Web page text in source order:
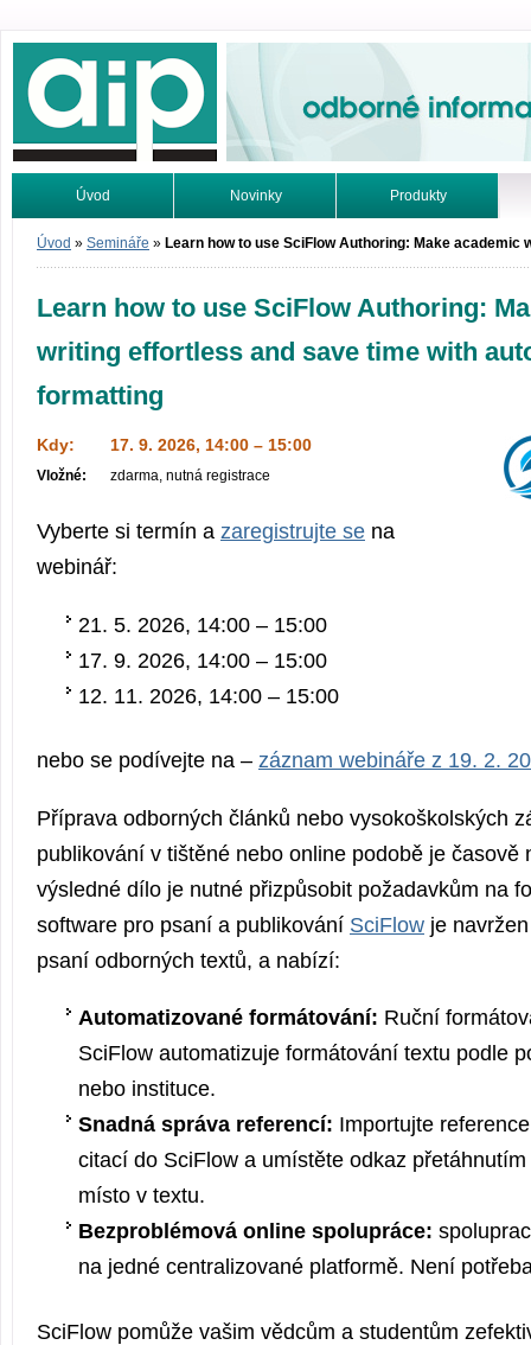
Odborné informace. Online.
Úvod Novinky Produkty
Vyhledávání Tutoriály
Úvod » Semináře » Learn how to use SciFlow Authoring: Make
Learn how to use SciFlow Authoring:
writing effortless and save time with
formatting
Kdy: 17. 9. 2026, 14:00 – 15:00
Vložné: zdarma, nutná registrace
Vyberte si termín a zaregistrujte se na
webinář:
21. 5. 2026, 14:00 – 15:00
17. 9. 2026, 14:00 – 15:00
12. 11. 2026, 14:00 – 15:00
nebo se podívejte na – záznam webináře z 19. 2.
Příprava odborných článků nebo vysokoškolských
publikování v tištěné nebo online podobě je časově
výsledné dílo je nutné přizpůsobit požadavkům na
software pro psaní a publikování SciFlow je
psaní odborných textů, a nabízí:
Automatizované formátování: Ruční
SciFlow automatizuje formátování textu podle
nebo instituce.
Snadná správa referencí: Importujte
citací do SciFlow a umístěte odkaz
místo v textu.
Bezproblémová online spolupráce:
na jedné centralizované platformě. Není
SciFlow pomůže vašim vědcům a studentům